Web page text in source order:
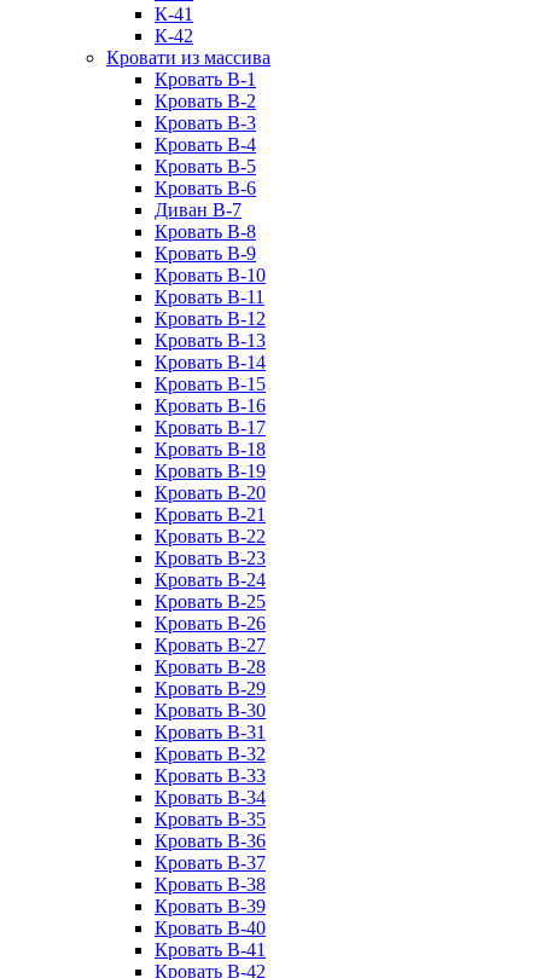
К-41
К-42
Кровати из массива
Кровать В-1
Кровать В-2
Кровать В-3
Кровать В-4
Кровать В-5
Кровать В-6
Диван В-7
Кровать В-8
Кровать В-9
Кровать В-10
Кровать В-11
Кровать В-12
Кровать В-13
Кровать В-14
Кровать В-15
Кровать В-16
Кровать В-17
Кровать В-18
Кровать В-19
Кровать В-20
Кровать В-21
Кровать В-22
Кровать В-23
Кровать В-24
Кровать В-25
Кровать В-26
Кровать В-27
Кровать В-28
Кровать В-29
Кровать В-30
Кровать В-31
Кровать В-32
Кровать В-33
Кровать В-34
Кровать В-35
Кровать В-36
Кровать В-37
Кровать В-38
Кровать В-39
Кровать В-40
Кровать В-41
Кровать В-42